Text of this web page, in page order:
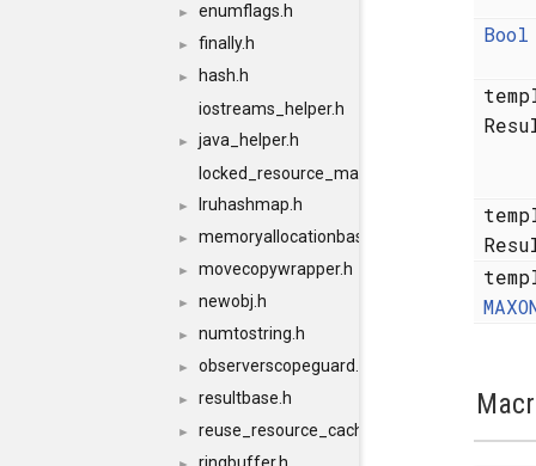
► enumflags.h
► finally.h
►
hash.h
iostreams_helper.h
►
java_helper.h
locked_resource_map.h
► lruhashmap.h
► memoryallocationbase.h
► movecopywrapper.h
► newobj.h
► numtostring.h
► observerscopeguard.h
► resultbase.h
► reuse_resource_cache.h
Bool